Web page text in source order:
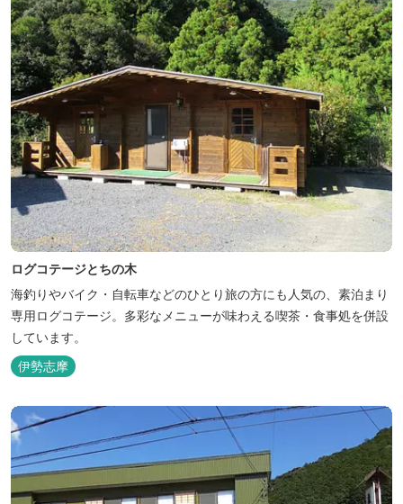
ログコテージとちの木
海釣りやバイク・自転車などのひとり旅の方にも人気の、素泊まり
専用ログコテージ。多彩なメニューが味わえる喫茶・食事処を併設
しています。
伊勢志摩